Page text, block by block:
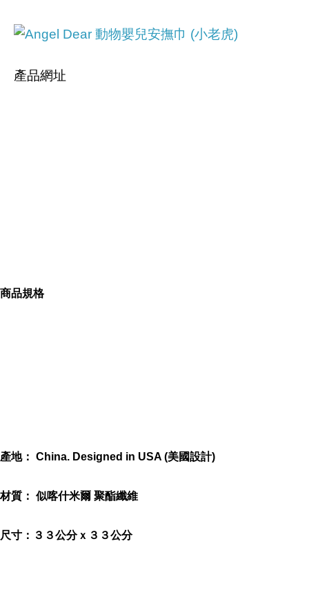
產品網址
最適合寶寶的size: 33公分 x 33公分
商品規格
產地： China. Designed in USA (美國設計)
材質： 似喀什米爾 聚酯纖維
尺寸：３３公分ｘ３３公分